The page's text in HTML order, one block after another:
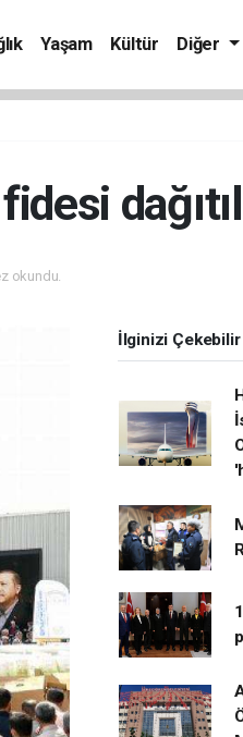
Yaşam Kültür Diğer
okundu.
İlginizi Çekebilir